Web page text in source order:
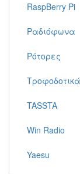
RaspBerry Pi
Ραδιόφωνα
Ρότορες
Τροφοδοτικά
TASSTA
Win Radio
Yaesu